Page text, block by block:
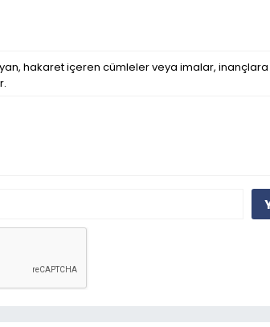
hakaret içeren cümleler veya imalar, inançlara